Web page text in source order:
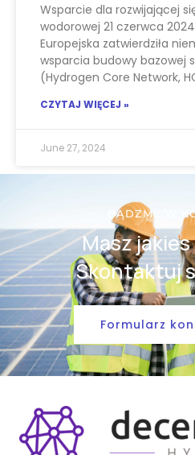
Wsparcie dla rozwijającej
wodorowej 21 czerwca
Europejska zatwierdziła
wsparcia budowy bazowej
(Hydrogen Core Network,
CZYTAJ WIĘCEJ »
June 27, 2024
BĄDZMY W
Masz
Skontaktuj
Formularz